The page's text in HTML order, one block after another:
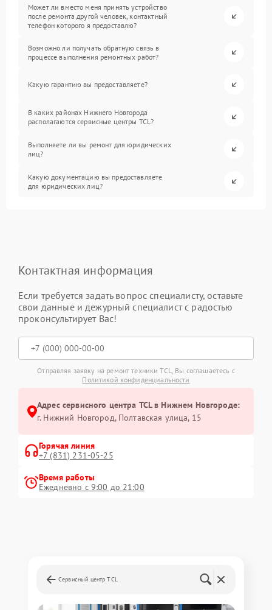
Может ли вместо меня принять устройство
после ремонта другой человек, контактный
телефон которого я предоставлю?
Возможно ли получать обратную связь в
процессе выполнения ремонтных работ?
Какую гарантию вы предоставляете?
В каких районах Нижнего Новгорода
располагаются сервисные центры TCL?
Выполняете ли вы ремонт для юридических
лиц?
Какую документацию вы предоставляете
для юридических лиц?
Контактная информация
Если требуется задать вопрос специалисту, оставьте
свои данные и дежурный специалист с радостью
проконсультирует Вас!
Отправляя заявку на ремонт техники TCL, Вы соглашаетесь с
Политикой конфиденциальности
Адрес сервисного центра TCL в Нижнем Новгороде:
г. Нижний Новгород, Полтавская улица, 15
Горячая линия
+7 (831) 231-05-25
Время работы
Ежедневно с 9:00 до 21:00
Сервисный центр TCL